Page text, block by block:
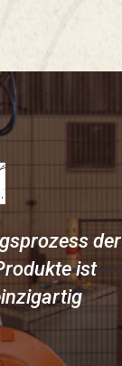
der
ist